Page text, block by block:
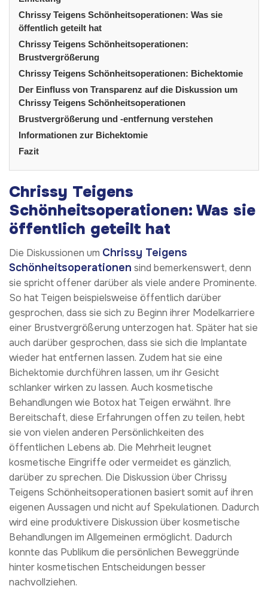
Chrissy Teigens Schönheitsoperationen: Was sie
öffentlich geteilt hat
Chrissy Teigens Schönheitsoperationen:
Brustvergrößerung
Chrissy Teigens Schönheitsoperationen: Bichektomie
Der Einfluss von Transparenz auf die Diskussion um
Chrissy Teigens Schönheitsoperationen
Brustvergrößerung und -entfernung verstehen
Informationen zur Bichektomie
Fazit
Chrissy Teigens
Schönheitsoperationen: Was sie
öffentlich geteilt hat
Die Diskussionen um Chrissy Teigens
Schönheitsoperationen sind bemerkenswert, denn
sie spricht offener darüber als viele andere Prominente.
So hat Teigen beispielsweise öffentlich darüber
gesprochen, dass sie sich zu Beginn ihrer Modelkarriere
einer Brustvergrößerung unterzogen hat. Später hat sie
auch darüber gesprochen, dass sie sich die Implantate
wieder hat entfernen lassen. Zudem hat sie eine
Bichektomie durchführen lassen, um ihr Gesicht
schlanker wirken zu lassen. Auch kosmetische
Behandlungen wie Botox hat Teigen erwähnt. Ihre
Bereitschaft, diese Erfahrungen offen zu teilen, hebt
sie von vielen anderen Persönlichkeiten des
öffentlichen Lebens ab. Die Mehrheit leugnet
kosmetische Eingriffe oder vermeidet es gänzlich,
darüber zu sprechen. Die Diskussion über Chrissy
Teigens Schönheitsoperationen basiert somit auf ihren
eigenen Aussagen und nicht auf Spekulationen. Dadurch
wird eine produktivere Diskussion über kosmetische
Behandlungen im Allgemeinen ermöglicht. Dadurch
konnte das Publikum die persönlichen Beweggründe
hinter kosmetischen Entscheidungen besser
nachvollziehen.